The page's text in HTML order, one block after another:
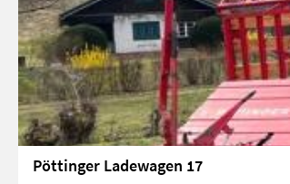
Pöttinger Ladewagen 17